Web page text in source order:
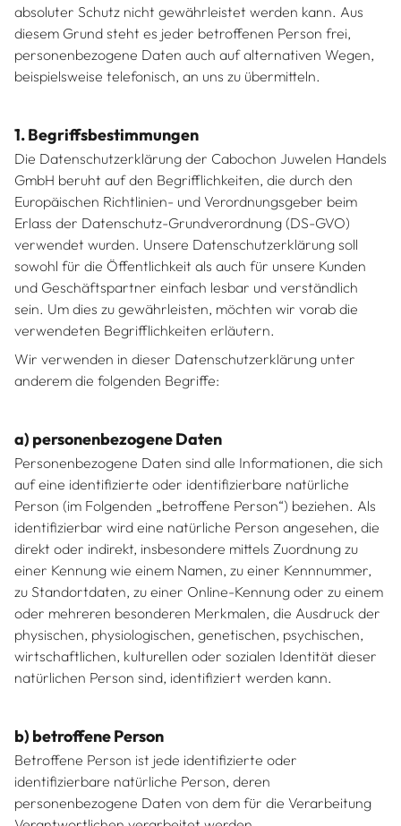
absoluter Schutz nicht gewährleistet werden kann. Aus
diesem Grund steht es jeder betroffenen Person frei,
personenbezogene Daten auch auf alternativen Wegen,
beispielsweise telefonisch, an uns zu übermitteln.
1. Begriffsbestimmungen
Die Datenschutzerklärung der Cabochon Juwelen Handels
GmbH beruht auf den Begrifflichkeiten, die durch den
Europäischen Richtlinien- und Verordnungsgeber beim
Erlass der Datenschutz-Grundverordnung (DS-GVO)
verwendet wurden. Unsere Datenschutzerklärung soll
sowohl für die Öffentlichkeit als auch für unsere Kunden
und Geschäftspartner einfach lesbar und verständlich
sein. Um dies zu gewährleisten, möchten wir vorab die
verwendeten Begrifflichkeiten erläutern.
Wir verwenden in dieser Datenschutzerklärung unter
anderem die folgenden Begriffe:
a) personenbezogene Daten
Personenbezogene Daten sind alle Informationen, die sich
auf eine identifizierte oder identifizierbare natürliche
Person (im Folgenden „betroffene Person“) beziehen. Als
identifizierbar wird eine natürliche Person angesehen, die
direkt oder indirekt, insbesondere mittels Zuordnung zu
einer Kennung wie einem Namen, zu einer Kennnummer,
zu Standortdaten, zu einer Online-Kennung oder zu einem
oder mehreren besonderen Merkmalen, die Ausdruck der
physischen, physiologischen, genetischen, psychischen,
wirtschaftlichen, kulturellen oder sozialen Identität dieser
natürlichen Person sind, identifiziert werden kann.
b) betroffene Person
Betroffene Person ist jede identifizierte oder
identifizierbare natürliche Person, deren
personenbezogene Daten von dem für die Verarbeitung